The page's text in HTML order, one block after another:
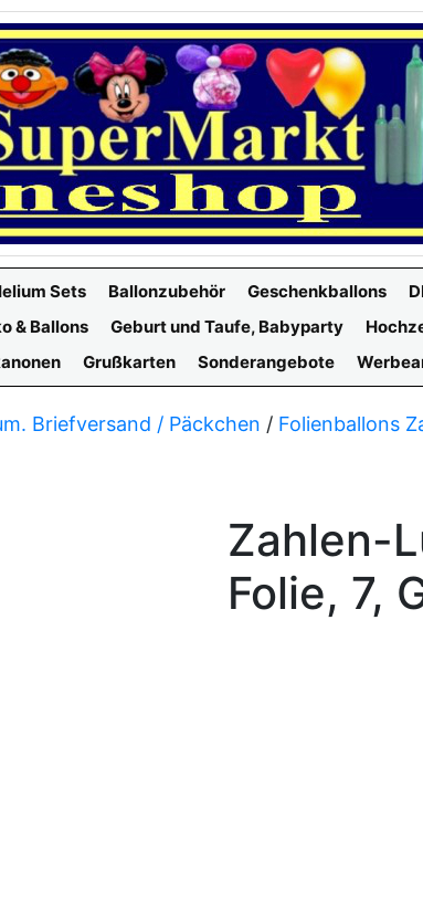
Sets Ballonzubehör Geschenkballons
& Ballons Geburt und Taufe, Babyparty
Grußkarten Sonderangebote
Briefversand / Päckchen / Folienballons
Zahlen-
Folie, 7,